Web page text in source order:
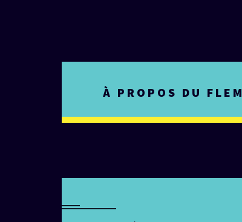
À PROPOS DU FLEM